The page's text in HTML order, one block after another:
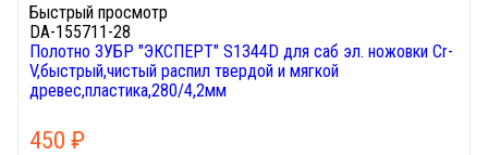
Быстрый просмотр
DA-155711-28
Полотно ЗУБР "ЭКСПЕРТ" S1344D для саб эл. ножовки Cr-
V,быстрый,чистый распил твердой и мягкой
древес,пластика,280/4,2мм
450 ₽